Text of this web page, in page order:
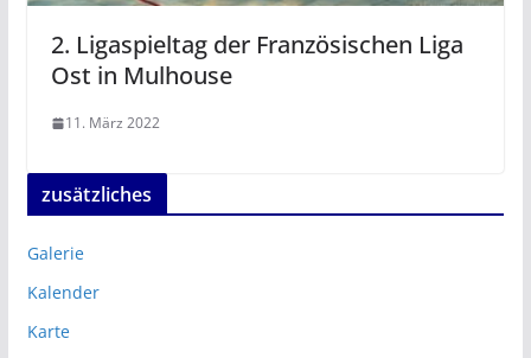
2. Ligaspieltag der Französischen Liga
Ost in Mulhouse
11. März 2022
zusätzliches
Galerie
Kalender
Karte